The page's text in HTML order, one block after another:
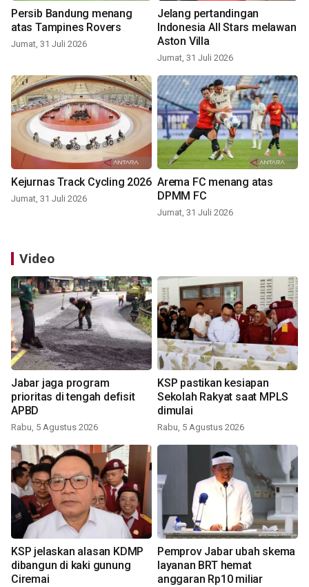
Persib Bandung menang
atas Tampines Rovers
Jumat, 31 Juli 2026
Jelang pertandingan
Indonesia All Stars melawan
Aston Villa
Jumat, 31 Juli 2026
Kejurnas Track Cycling 2026
Jumat, 31 Juli 2026
Arema FC menang atas
DPMM FC
Jumat, 31 Juli 2026
Video
Jabar jaga program
prioritas di tengah defisit
APBD
Rabu, 5 Agustus 2026
KSP pastikan kesiapan
Sekolah Rakyat saat MPLS
dimulai
Rabu, 5 Agustus 2026
KSP jelaskan alasan KDMP
dibangun di kaki gunung
Ciremai
Pemprov Jabar ubah skema
layanan BRT hemat
anggaran Rp10 miliar